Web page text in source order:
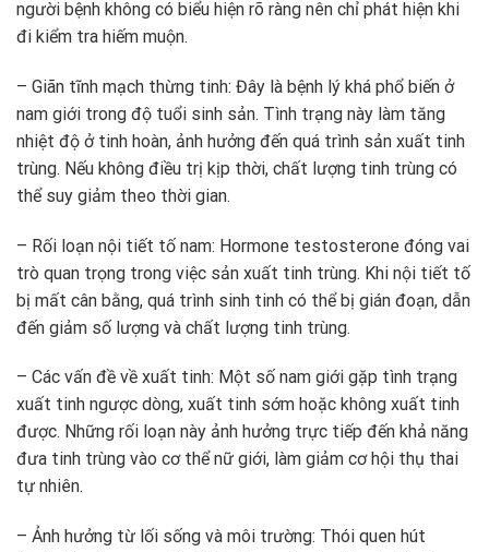
người bệnh không có biểu hiện rõ ràng nên chỉ phát hiện khi
đi kiểm tra hiếm muộn.
– Giãn tĩnh mạch thừng tinh: Đây là bệnh lý khá phổ biến ở
nam giới trong độ tuổi sinh sản. Tình trạng này làm tăng
nhiệt độ ở tinh hoàn, ảnh hưởng đến quá trình sản xuất tinh
trùng. Nếu không điều trị kịp thời, chất lượng tinh trùng có
thể suy giảm theo thời gian.
– Rối loạn nội tiết tố nam: Hormone testosterone đóng vai
trò quan trọng trong việc sản xuất tinh trùng. Khi nội tiết tố
bị mất cân bằng, quá trình sinh tinh có thể bị gián đoạn, dẫn
đến giảm số lượng và chất lượng tinh trùng.
– Các vấn đề về xuất tinh: Một số nam giới gặp tình trạng
xuất tinh ngược dòng, xuất tinh sớm hoặc không xuất tinh
được. Những rối loạn này ảnh hưởng trực tiếp đến khả năng
đưa tinh trùng vào cơ thể nữ giới, làm giảm cơ hội thụ thai
tự nhiên.
– Ảnh hưởng từ lối sống và môi trường: Thói quen hút